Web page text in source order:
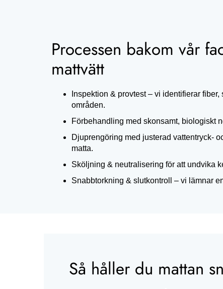
Processen bakom vår
mattvätt
Inspektion & provtest – vi identifierar
områden.
Förbehandling med skonsamt, biologiskt
Djuprengöring med justerad vattentryck-
matta.
Sköljning & neutralisering för att undvika
Snabbtorkning & slutkontroll – vi lämnar
Så håller du mattan